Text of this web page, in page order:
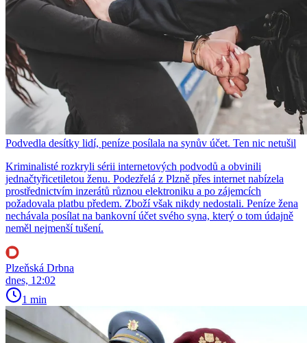
Podvedla desítky lidí, peníze posílala na synův účet. Ten nic netušil
Kriminalisté rozkryli sérii internetových podvodů a obvinili
jednačtyřicetiletou ženu. Podezřelá z Plzně přes internet nabízela
prostřednictvím inzerátů různou elektroniku a po zájemcích
požadovala platbu předem. Zboží však nikdy nedostali. Peníze žena
nechávala posílat na bankovní účet svého syna, který o tom údajně
neměl nejmenší tušení.
Plzeňská Drbna
dnes, 12:02
1 min